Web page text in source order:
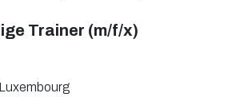
Trainer (m/f/x)
Luxembourg